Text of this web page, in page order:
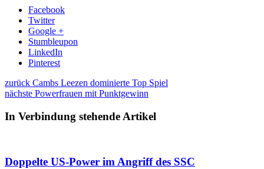
Facebook
Twitter
Google +
Stumbleupon
LinkedIn
Pinterest
zurück Cambs Leezen dominierte Top Spiel
nächste Powerfrauen mit Punktgewinn
In Verbindung stehende Artikel
Doppelte US-Power im Angriff des SSC